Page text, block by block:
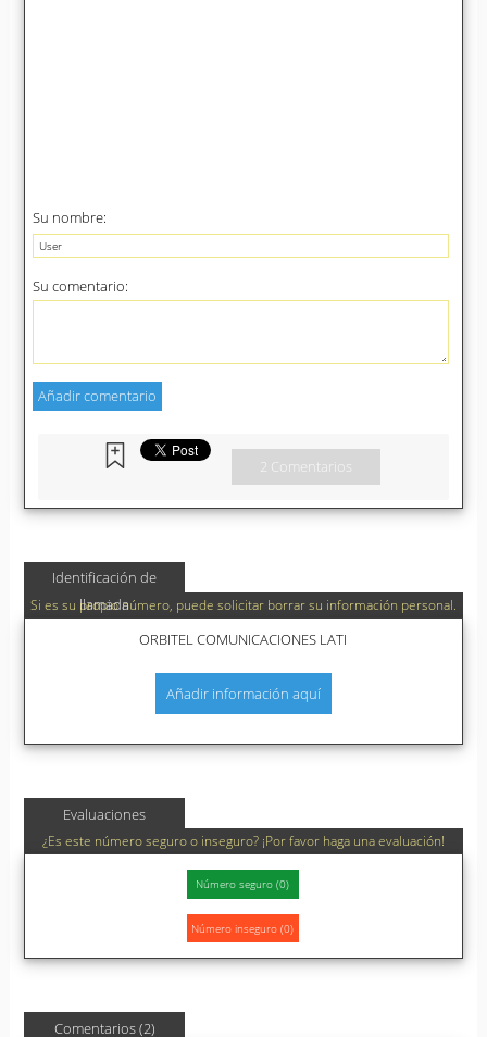
Su nombre:
Su comentario:
2 Comentarios
Identificación de
llamada
Si es su propio número, puede solicitar borrar su información personal.
ORBITEL COMUNICACIONES LATI
Añadir información aquí
Evaluaciones
¿Es este número seguro o inseguro? ¡Por favor haga una evaluación!
Comentarios (2)